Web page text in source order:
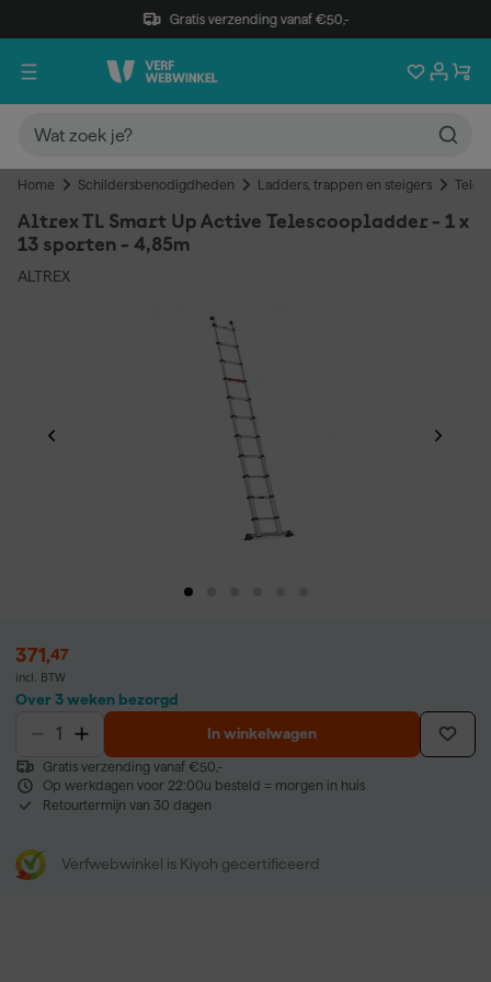
Gratis verzending vanaf €50,-
Home Schildersbenodigdheden Ladders, trappen en steigers
Altrex TL Smart Up Active Telescoopladder - 1 x
13 sporten - 4,85m
ALTREX
371,47
incl. BTW
Over 3 weken bezorgd
In winkelwagen
Gratis verzending vanaf €50,-
Op werkdagen voor 22:00u besteld = morgen in huis
Retourtermijn van 30 dagen
Verfwebwinkel is Kiyoh gecertificeerd